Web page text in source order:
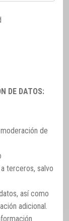
DE DATOS:
de
terceros, salvo
así como
adicional.